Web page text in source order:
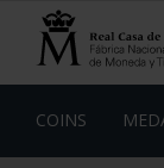
content
navigation
menu
COINS